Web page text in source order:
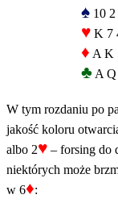
♠ 10 2
♥ K 7
♦ A K
♣ A Q
W tym rozdaniu po
jakość koloru
albo 2♥ – forsing do
niektórych może
w 6♦: